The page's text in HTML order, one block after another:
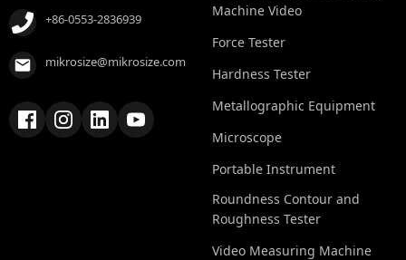
+86-0553-2836939
mikrosize@mikrosize.com
Machine Video
Force Tester
Hardness Tester
Metallographic Equipment
Microscope
Portable Instrument
Roundness Contour and
Roughness Tester
Video Measuring Machine